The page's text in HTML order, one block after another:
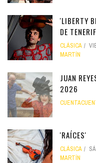
'LIBERTY
DE
CLÁSICA
MARTÍN
JUAN
2026
'RAÍCES'
CLÁSICA
MARTÍN